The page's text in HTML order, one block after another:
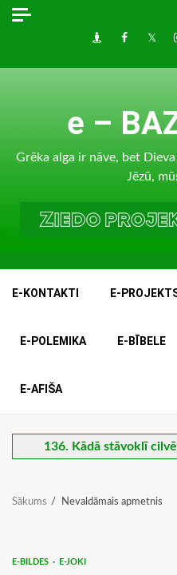
Skip
DraugiemFacebook
e –
Grēka alga ir nāve, bet
Jēzū,
E-KONTAKTI E-
E-POLEMIKA E-BĪBELE
E-AFIŠA
136. Kādā stāvoklī
Sākums Nevaldāmais apmetnis
E-BILDES E-JOKI